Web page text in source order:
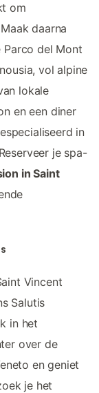
om
daarna
Parco del Mont
vol alpine
lokale
en een diner
in
je spa-
in Saint
Vincent
Salutis
in het
over de
en geniet
je het